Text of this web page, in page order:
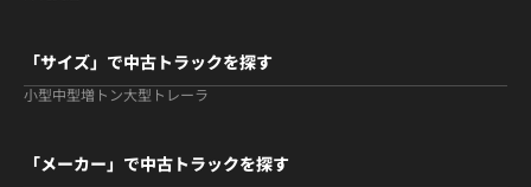
「サイズ」で中古トラックを探す
小型中型増トン大型 トレーラ
「メーカー」で中古トラックを探す